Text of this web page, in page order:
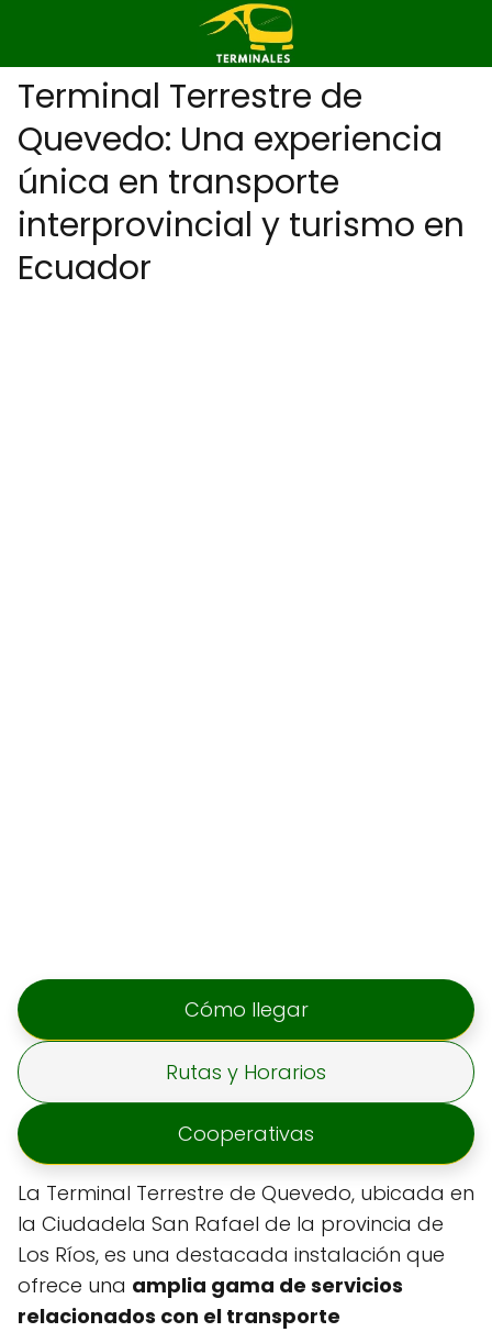
Terminal Terrestre de
Quevedo: Una experiencia
única en transporte
interprovincial y turismo en
Ecuador
Cómo llegar
Rutas y Horarios
Cooperativas
La Terminal Terrestre de Quevedo, ubicada en
la Ciudadela San Rafael de la provincia de
Los Ríos, es una destacada instalación que
ofrece una amplia gama de servicios
relacionados con el transporte